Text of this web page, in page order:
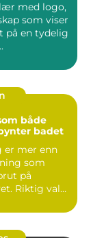
med logo,
som viser
på en tydelig
både
badet
er mer enn
som
på
Riktig valg